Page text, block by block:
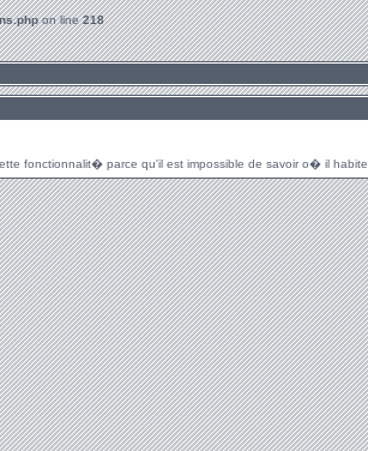
on line218
fonctionnalit� parce qu'il est impossible de savoir o� il habite.